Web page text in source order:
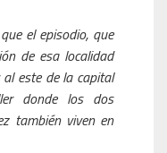
el episodio, que
de esa localidad
este de la capital
donde los dos
también viven en